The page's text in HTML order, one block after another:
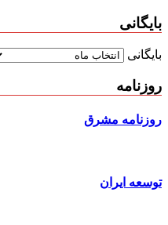
بایگانی
بایگانی
روزنامه
روزنامه مشرق
توسعه ایران